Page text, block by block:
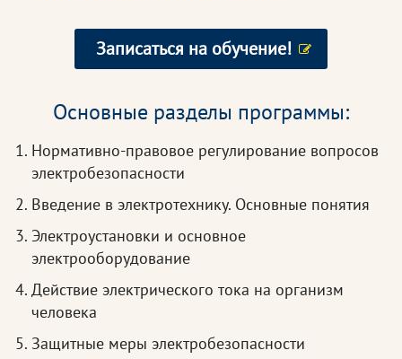
Записаться на обучение!
Основные разделы программы:
Нормативно-правовое регулирование вопросов
электробезопасности
Введение в электротехнику. Основные понятия
Электроустановки и основное
электрооборудование
Действие электрического тока на организм
человека
Защитные меры электробезопасности